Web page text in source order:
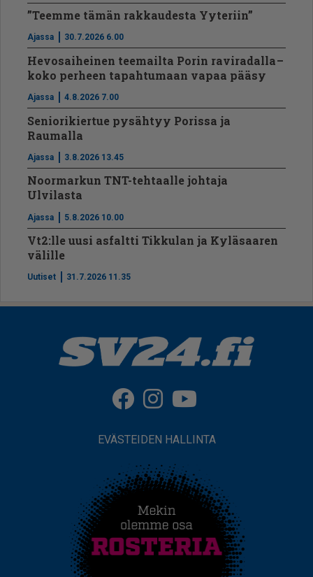
”Teemme tämän rakkaudesta Yyteriin”
Ajassa 30.7.2026 6.00
Hevosaiheinen teemailta Porin raviradalla –
koko perheen tapahtumaan vapaa pääsy
Ajassa 4.8.2026 7.00
Seniorikiertue pysähtyy Porissa ja
Raumalla
Ajassa 3.8.2026 13.45
Noormarkun TNT-tehtaalle johtaja
Ulvilasta
Ajassa 5.8.2026 10.00
Vt2:lle uusi asfaltti Tikkulan ja Kyläsaaren
välille
Uutiset 31.7.2026 11.35
EVÄSTEIDEN HALLINTA